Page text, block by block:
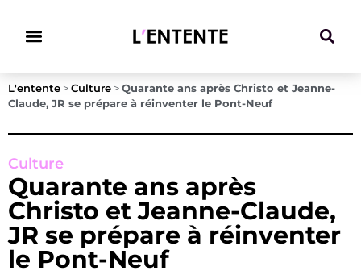
L'entente > Culture > Quarante ans après Christo et Jeanne-
Claude, JR se prépare à réinventer le Pont-Neuf
Culture
Quarante ans après
Christo et Jeanne-Claude,
JR se prépare à réinventer
le Pont-Neuf